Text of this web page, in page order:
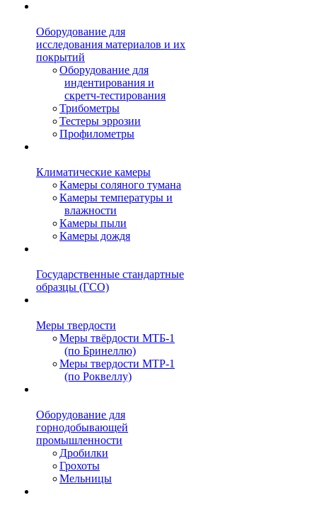
Оборудование для
исследования материалов и их
покрытий
Оборудование для
индентирования и
скретч-тестирования
Трибометры
Тестеры эррозии
Профилометры
Климатические камеры
Камеры соляного тумана
Камеры температуры и
влажности
Камеры пыли
Камеры дождя
Государственные стандартные
образцы (ГСО)
Меры твердости
Меры твёрдости МТБ-1
(по Бринеллю)
Меры твердости МТР-1
(по Роквеллу)
Оборудование для
горнодобывающей
промышленности
Дробилки
Грохоты
Мельницы